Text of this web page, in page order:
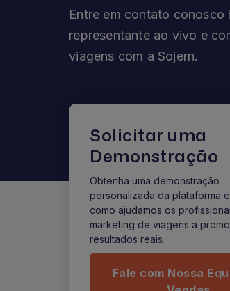
Entre em contato conosco
representante ao vivo e
viagens com a Sojern.
Solicitar uma
Demonstração
Obtenha uma demonstração
personalizada da plataforma
como ajudamos os
marketing de viagens a
resultados reais.
Fale com Nossa